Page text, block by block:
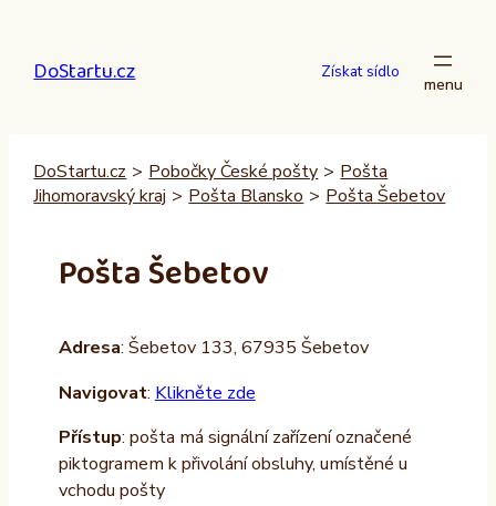
obsah
DoStartu.cz Získat sídlo
DoStartu.cz > Pobočky České pošty > Pošta
Jihomoravský kraj > Pošta Blansko > Pošta Šebetov
Pošta Šebetov
Adresa: Šebetov 133, 67935 Šebetov
Navigovat: Klikněte zde
Přístup: pošta má signální zařízení označené
piktogramem k přivolání obsluhy, umístěné u
vchodu pošty